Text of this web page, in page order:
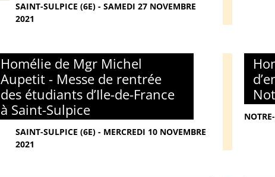
SAINT-SULPICE (6E) - SAMEDI 27 NOVEMBRE
2021
Homélie de Mgr Michel
Aupetit - Messe de rentrée
des étudiants d’Ile-de-France
à Saint-Sulpice
SAINT-SULPICE (6E) - MERCREDI 10 NOVEMBRE
2021